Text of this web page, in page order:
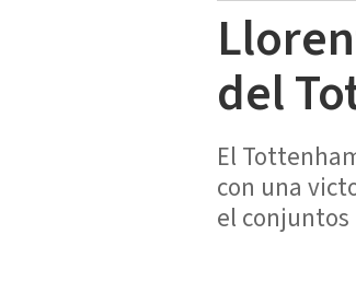
del
El
con una
el